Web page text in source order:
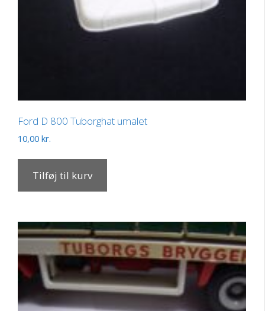
Ford D 800 Tuborghat umalet
10,00 kr.
Tilføj til kurv